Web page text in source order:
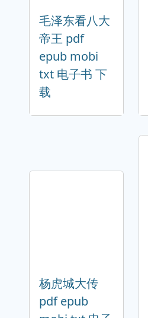
毛泽东看八大
帝王 pdf
epub mobi
txt 电子书 下
载
杨虎城大传
pdf epub